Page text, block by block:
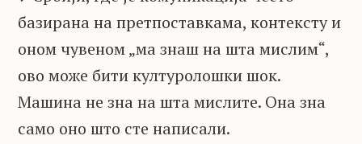
базирана на претпоставкама, контексту и
оном чувеном „ма знаш на шта мислим“,
ово може бити културолошки шок.
Машина не зна на шта мислите. Она зна
само оно што сте написали.